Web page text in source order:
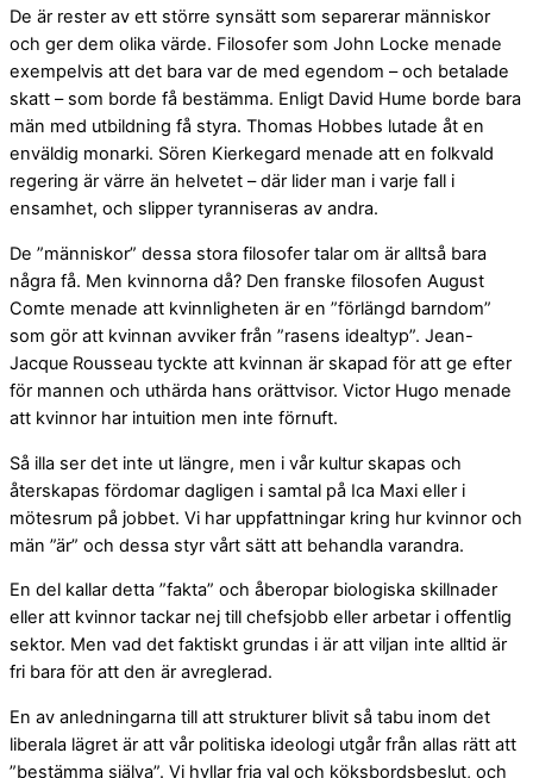
De är rester av ett större synsätt som separerar människor
och ger dem olika värde. Filosofer som John Locke menade
exempelvis att det bara var de med egendom – och betalade
skatt – som borde få bestämma. Enligt David Hume borde bara
män med utbildning få styra. Thomas Hobbes lutade åt en
enväldig monarki. Sören Kierkegard menade att en folkvald
regering är värre än helvetet – där lider man i varje fall i
ensamhet, och slipper tyranniseras av andra.
De ”människor” dessa stora filosofer talar om är alltså bara
några få. Men kvinnorna då? Den franske filosofen August
Comte menade att kvinnligheten är en ”förlängd barndom”
som gör att kvinnan avviker från ”rasens idealtyp”. Jean-
Jacque Rousseau tyckte att kvinnan är skapad för att ge efter
för mannen och uthärda hans orättvisor. Victor Hugo menade
att kvinnor har intuition men inte förnuft.
Så illa ser det inte ut längre, men i vår kultur skapas och
återskapas fördomar dagligen i samtal på Ica Maxi eller i
mötesrum på jobbet. Vi har uppfattningar kring hur kvinnor och
män ”är” och dessa styr vårt sätt att behandla varandra.
En del kallar detta ”fakta” och åberopar biologiska skillnader
eller att kvinnor tackar nej till chefsjobb eller arbetar i offentlig
sektor. Men vad det faktiskt grundas i är att viljan inte alltid är
fri bara för att den är avreglerad.
En av anledningarna till att strukturer blivit så tabu inom det
liberala lägret är att vår politiska ideologi utgår från allas rätt att
”bestämma själva”. Vi hyllar fria val och köksbordsbeslut, och